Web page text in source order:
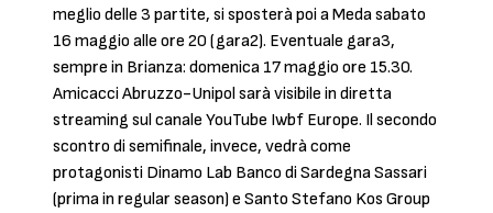
meglio delle 3 partite, si sposterà poi a Meda sabato
16 maggio alle ore 20 (gara2). Eventuale gara3,
sempre in Brianza: domenica 17 maggio ore 15.30.
Amicacci Abruzzo-Unipol sarà visibile in diretta
streaming sul canale YouTube Iwbf Europe. Il secondo
scontro di semifinale, invece, vedrà come
protagonisti Dinamo Lab Banco di Sardegna Sassari
(prima in regular season) e Santo Stefano Kos Group